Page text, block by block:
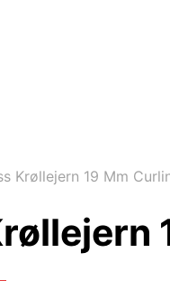
Krøllejern 19 Mm